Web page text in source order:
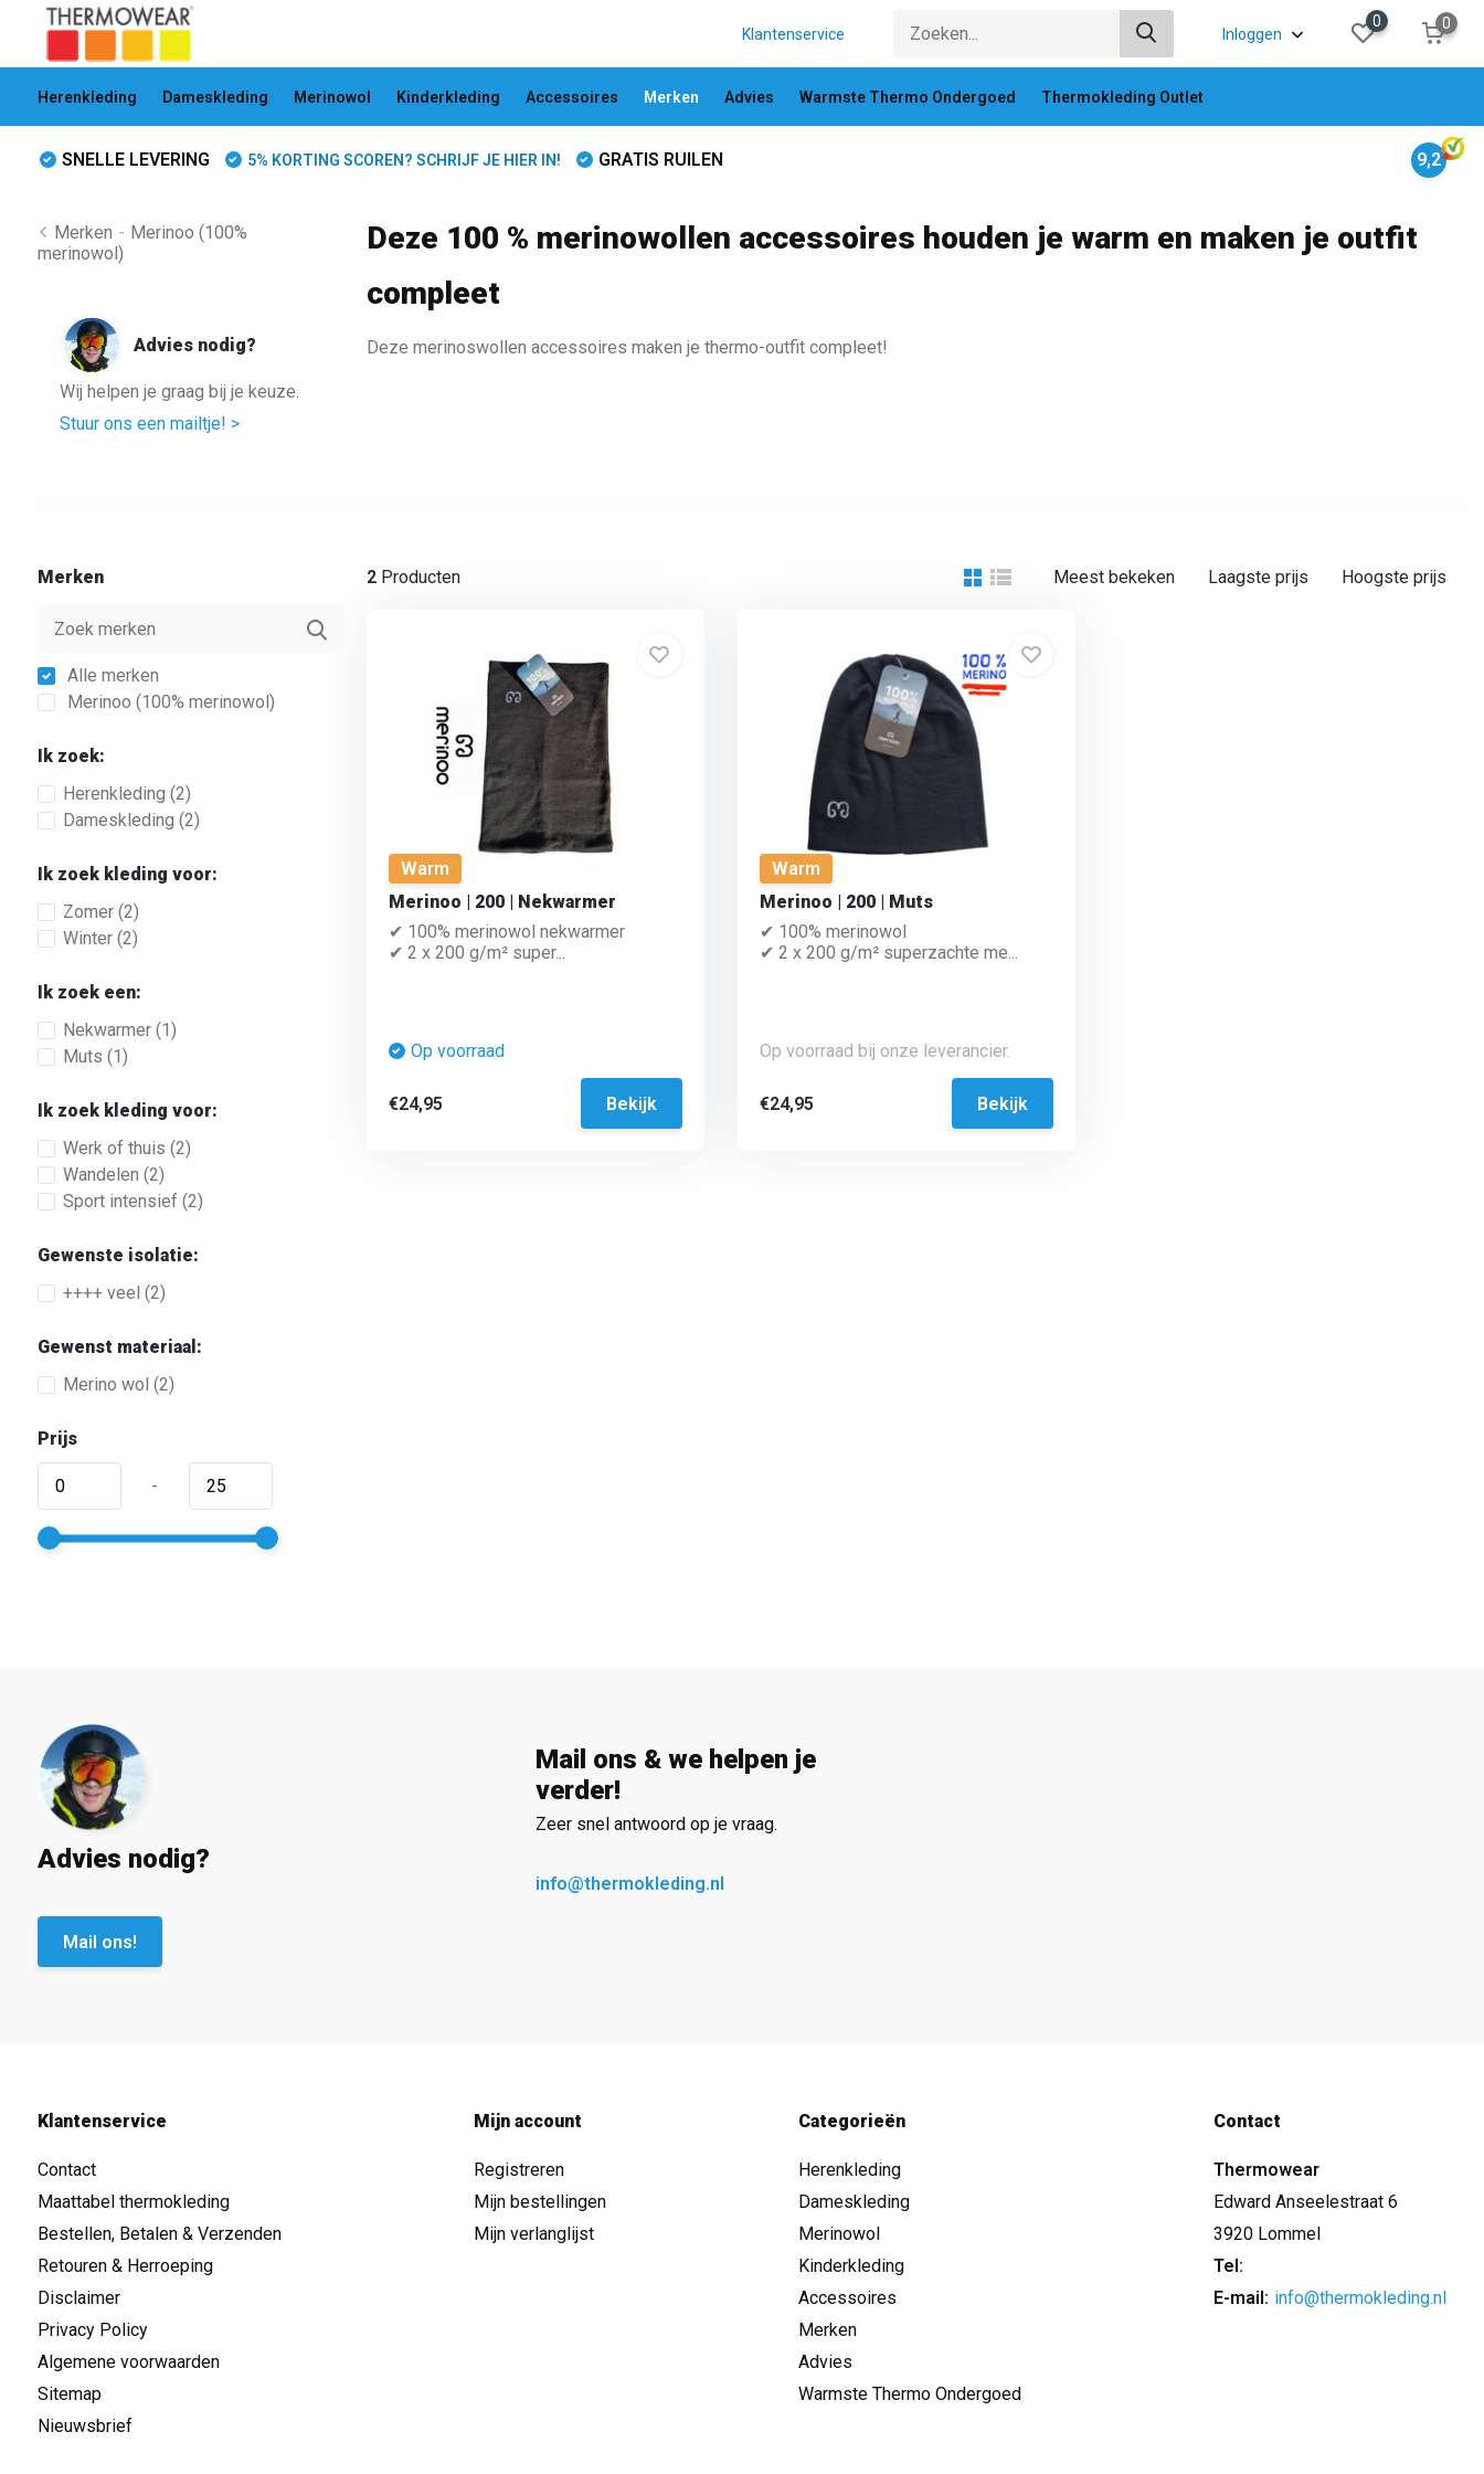
Klantenservice Inloggen
0 0
Herenkleding Dameskleding Merinowol Kinderkleding Accessoires Merken Advies Warmste Thermo Ondergoed Thermokleding Outlet
SNELLE LEVERING 5% KORTING SCOREN? SCHRIJF JE HIER IN! GRATIS RUILEN 9,2
Merken - Merinoo (100%
merinowol)
Advies nodig?
Wij helpen je graag bij je keuze.
Stuur ons een mailtje! >
Deze 100 % merinowollen accessoires houden je warm en maken je outfit
compleet
Deze merinoswollen accessoires maken je thermo-outfit compleet!
Merken
Alle merken
Merinoo (100% merinowol)
Ik zoek:
Herenkleding (2)
Dameskleding (2)
Ik zoek kleding voor:
Zomer (2)
Winter (2)
Ik zoek een:
Nekwarmer (1)
Muts (1)
Ik zoek kleding voor:
Werk of thuis (2)
Wandelen (2)
Sport intensief (2)
Gewenste isolatie:
++++ veel (2)
Gewenst materiaal:
Merino wol (2)
Prijs
-
2Producten Meest bekeken Laagste prijs Hoogste prijs
Warm
Merinoo | 200 | Nekwarmer
✔ 100% merinowol nekwarmer
✔ 2 x 200 g/m² super...
Op voorraad
€24,95 Bekijk
Warm
Merinoo | 200 | Muts
✔ 100% merinowol
✔ 2 x 200 g/m² superzachte me...
Op voorraad bij onze leverancier.
€24,95 Bekijk
Advies nodig?
Mail ons!
Mail ons & we helpen je
verder!
Zeer snel antwoord op je vraag.
info@thermokleding.nl
Klantenservice
Contact
Maattabel thermokleding
Bestellen, Betalen & Verzenden
Retouren & Herroeping
Disclaimer
Privacy Policy
Algemene voorwaarden
Sitemap
Nieuwsbrief
Mijn account
Registreren
Mijn bestellingen
Mijn verlanglijst
Categorieën
Herenkleding
Dameskleding
Merinowol
Kinderkleding
Accessoires
Merken
Advies
Warmste Thermo Ondergoed
Contact
Thermowear
Edward Anseelestraat 6
3920 Lommel
Tel:
E-mail: info@thermokleding.nl